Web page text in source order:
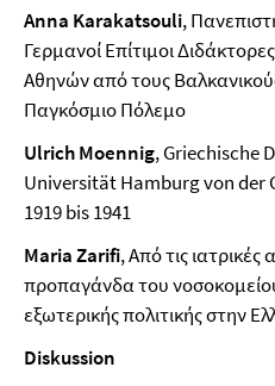
Anna Karakatsouli,
Γερμανοί Επίτιμοι
Αθηνών από τους
Παγκόσμιο Πόλεμο
Ulrich Moennig, Griechische
Universität Hamburg von der
1919 bis 1941
Maria Zarifi, Από τις
προπαγάνδα του
εξωτερικής πολιτικής στην
Diskussion